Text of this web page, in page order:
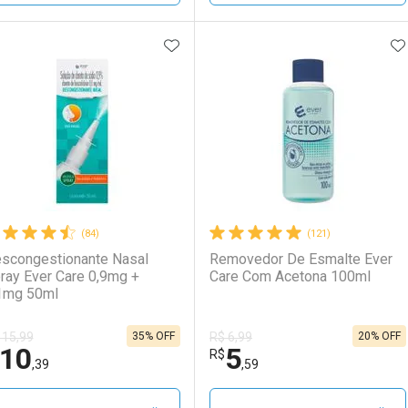
FECHAR
Ativar Desconto
FECHAR
Menos Laboratório
Ativar Desconto
Por Menos
(84)
Nasal
Ever Care 0,9mg +
50ml
10,39
35% OFF
ADICIONAR AOS FAVORITOS
(121)
Removedor De Esmalte Ever
Care Com Acetona 100ml
R$ 6,99
R$5,59
20% OFF